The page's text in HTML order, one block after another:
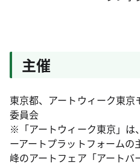
主催
東京都、アートウィーク東
委員会
※「アートウィーク東京」は
ーアートプラットフォーム
峰のアートフェア「アートバ